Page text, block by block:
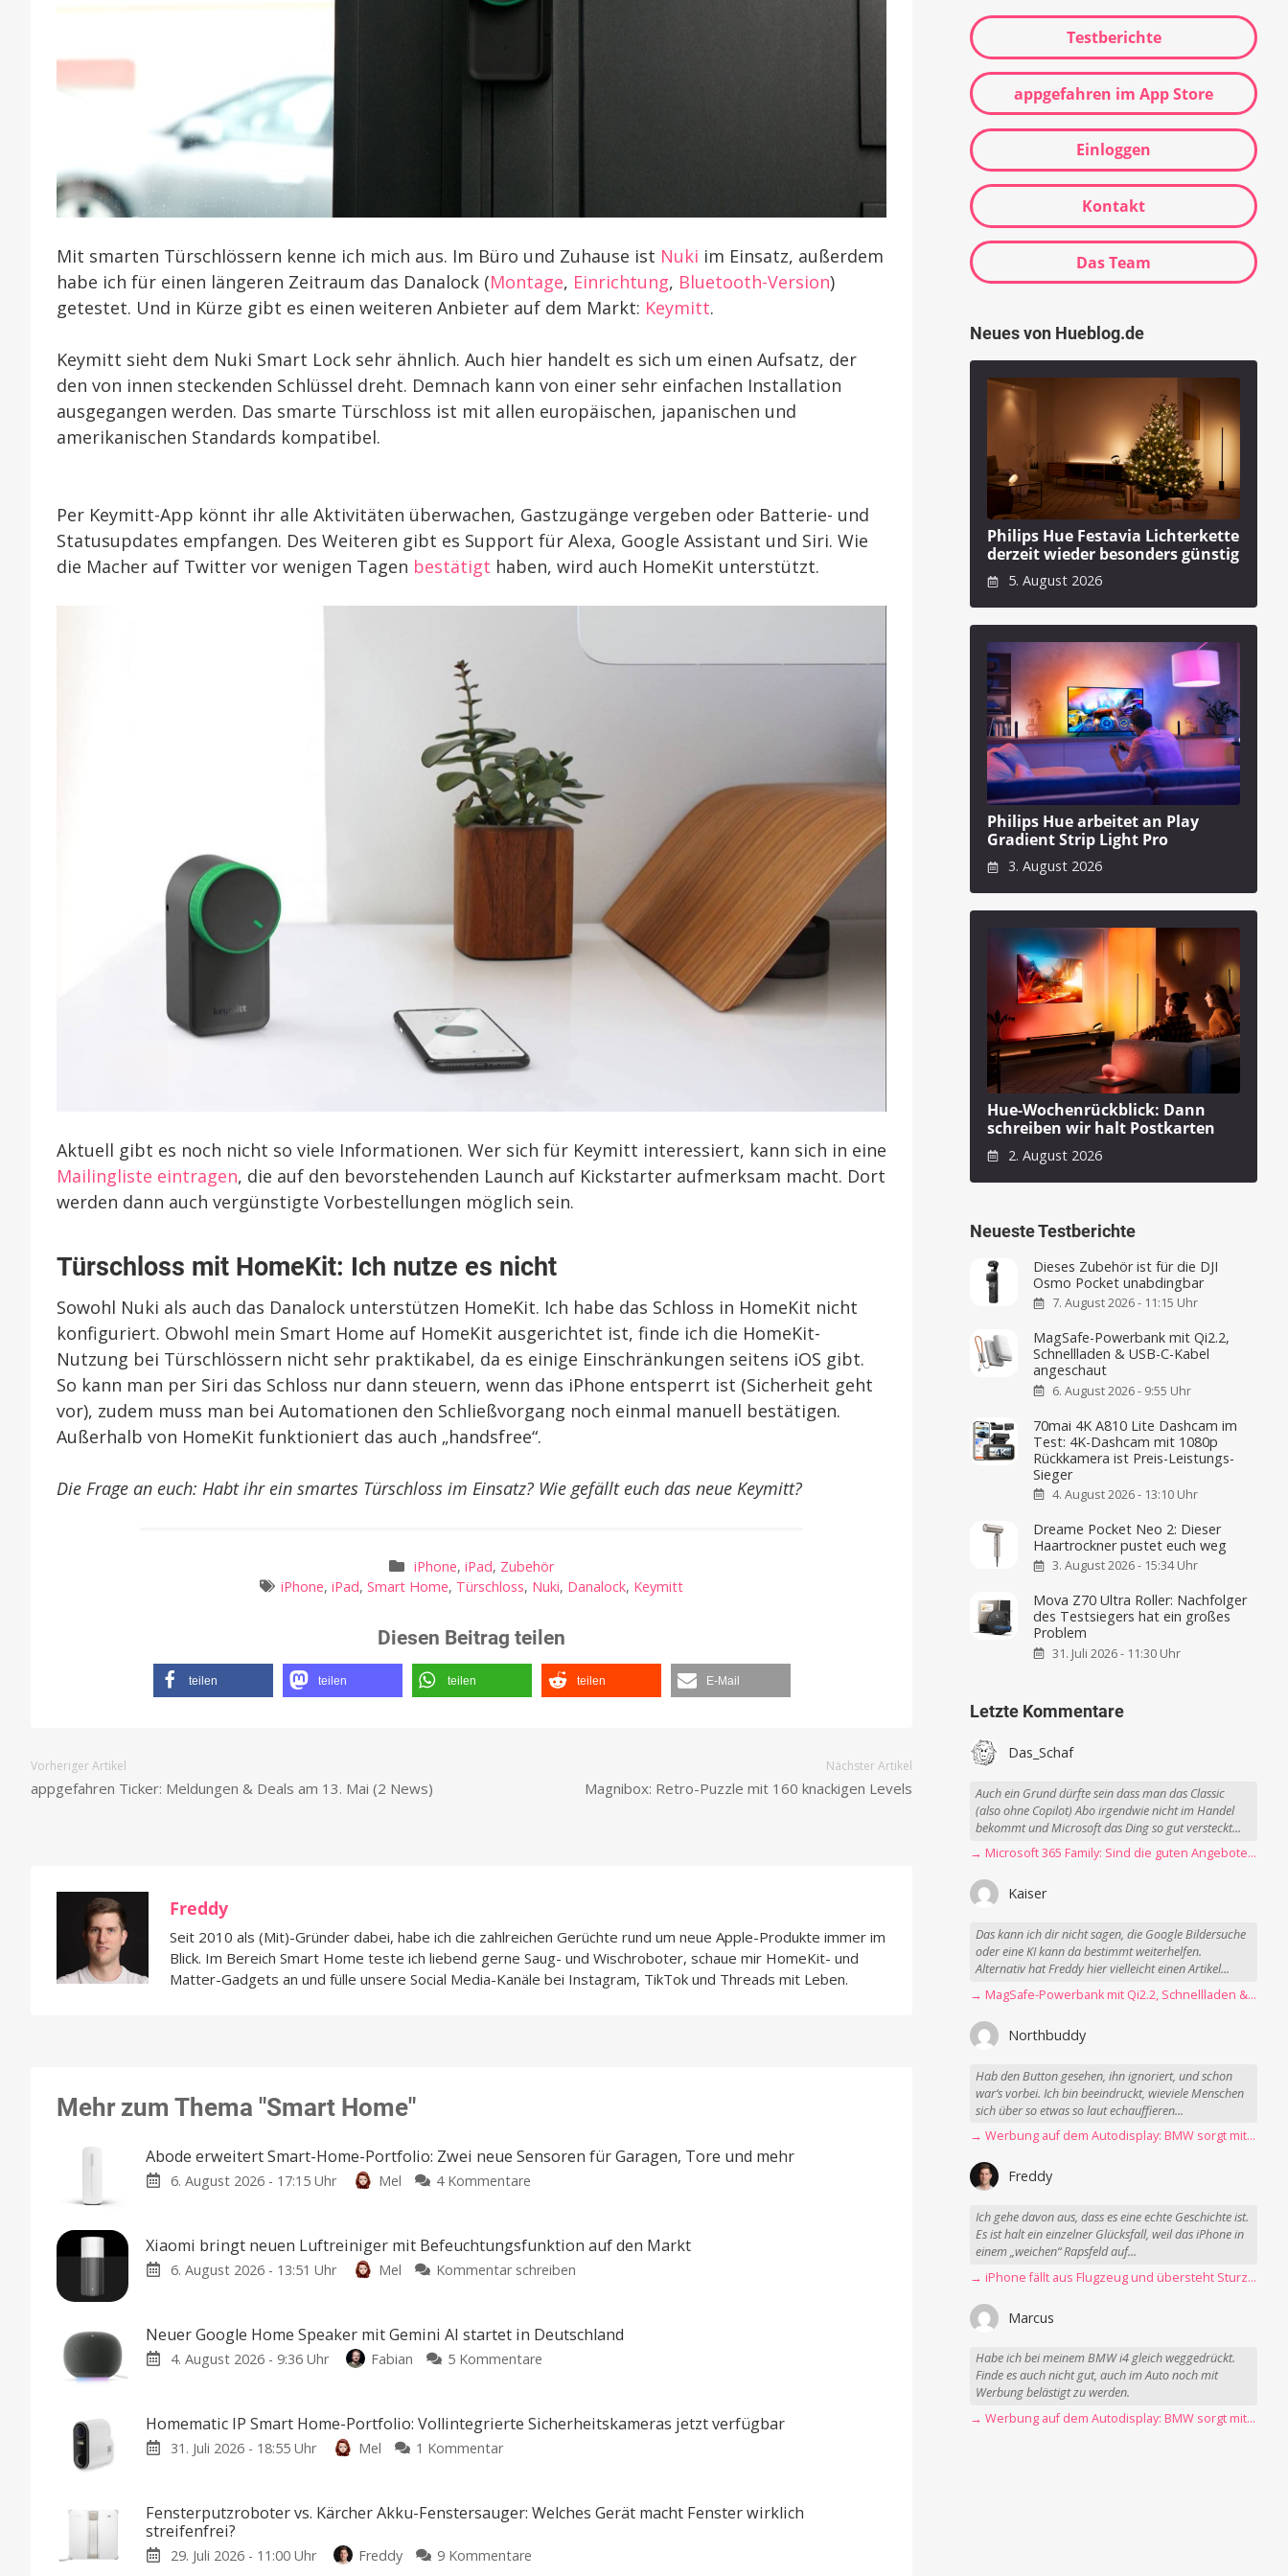
Mit smarten Türschlössern kenne ich mich aus. Im Büro und Zuhause ist Nuki im Einsatz, außerdem
habe ich für einen längeren Zeitraum das Danalock (Montage, Einrichtung, Bluetooth-Version)
getestet. Und in Kürze gibt es einen weiteren Anbieter auf dem Markt: Keymitt.
Keymitt sieht dem Nuki Smart Lock sehr ähnlich. Auch hier handelt es sich um einen Aufsatz, der
den von innen steckenden Schlüssel dreht. Demnach kann von einer sehr einfachen Installation
ausgegangen werden. Das smarte Türschloss ist mit allen europäischen, japanischen und
amerikanischen Standards kompatibel.
Per Keymitt-App könnt ihr alle Aktivitäten überwachen, Gastzugänge vergeben oder Batterie- und
Statusupdates empfangen. Des Weiteren gibt es Support für Alexa, Google Assistant und Siri. Wie
die Macher auf Twitter vor wenigen Tagen bestätigt haben, wird auch HomeKit unterstützt.
Aktuell gibt es noch nicht so viele Informationen. Wer sich für Keymitt interessiert, kann sich in eine
Mailingliste eintragen, die auf den bevorstehenden Launch auf Kickstarter aufmerksam macht. Dort
werden dann auch vergünstigte Vorbestellungen möglich sein.
Türschloss mit HomeKit: Ich nutze es nicht
Sowohl Nuki als auch das Danalock unterstützen HomeKit. Ich habe das Schloss in HomeKit nicht
konfiguriert. Obwohl mein Smart Home auf HomeKit ausgerichtet ist, finde ich die HomeKit-
Nutzung bei Türschlössern nicht sehr praktikabel, da es einige Einschränkungen seitens iOS gibt.
So kann man per Siri das Schloss nur dann steuern, wenn das iPhone entsperrt ist (Sicherheit geht
vor), zudem muss man bei Automationen den Schließvorgang noch einmal manuell bestätigen.
Außerhalb von HomeKit funktioniert das auch „handsfree“.
Die Frage an euch: Habt ihr ein smartes Türschloss im Einsatz? Wie gefällt euch das neue Keymitt?
iPhone,iPad, Zubehör
iPhone, iPad, Smart Home, Türschloss, Nuki, Danalock, Keymitt
Diesen Beitrag teilen
teilen teilen teilen teilen E-Mail
Vorheriger Artikel
appgefahren Ticker: Meldungen & Deals am 13. Mai (2 News)
Nächster Artikel
Magnibox: Retro-Puzzle mit 160 knackigen Levels
Freddy
Seit 2010 als (Mit)-Gründer dabei, habe ich die zahlreichen Gerüchte rund um neue Apple-Produkte immer im
Blick. Im Bereich Smart Home teste ich liebend gerne Saug- und Wischroboter, schaue mir HomeKit- und
Matter-Gadgets an und fülle unsere Social Media-Kanäle bei Instagram, TikTok und Threads mit Leben.
Mehr zum Thema "Smart Home"
Abode erweitert Smart-Home-Portfolio: Zwei neue Sensoren für Garagen, Tore und mehr
6. August 2026 - 17:15 Uhr Mel 4 Kommentare
Smart-
Home-
Portfolio:
Sensoren
für
und
Xiaomi bringt neuen Luftreiniger mit Befeuchtungsfunktion auf den Markt
6. August 2026 - 13:51 Uhr Mel Kommentar schreiben
neuen
den
Neuer Google Home Speaker mit Gemini AI startet in Deutschland
4. August 2026 - 9:36 Uhr Fabian 5 Kommentare
Home
startet
Homematic IP Smart Home-Portfolio: Vollintegrierte Sicherheitskameras jetzt verfügbar
31. Juli 2026 - 18:55 Uhr Mel 1 Kommentarzu
Smart
Home-
Portfolio:
Fensterputzroboter vs. Kärcher Akku-Fenstersauger: Welches Gerät macht Fenster wirklich
streifenfrei?
29. Juli 2026 - 11:00 Uhr Freddy 9 Kommentare
Testberichte
appgefahren im App Store
Einloggen
Kontakt
Das Team
Neues von Hueblog.de
Philips Hue Festavia Lichterkette
derzeit wieder besonders günstig
5. August 2026
Philips Hue arbeitet an Play
Gradient Strip Light Pro
3. August 2026
Hue-Wochenrückblick: Dann
schreiben wir halt Postkarten
2. August 2026
Neueste Testberichte
Dieses Zubehör ist für die DJI
Osmo Pocket unabdingbar
7. August 2026 - 11:15 Uhr
MagSafe-Powerbank mit Qi2.2,
Schnellladen & USB-C-Kabel
angeschaut
6. August 2026 - 9:55 Uhr
70mai 4K A810 Lite Dashcam im
Test: 4K-Dashcam mit 1080p
Rückkamera ist Preis-Leistungs-
Sieger
4. August 2026 - 13:10 Uhr
Dreame Pocket Neo 2: Dieser
Haartrockner pustet euch weg
3. August 2026 - 15:34 Uhr
Mova Z70 Ultra Roller: Nachfolger
des Testsiegers hat ein großes
Problem
31. Juli 2026 - 11:30 Uhr
Letzte Kommentare
Das_Schaf
Auch ein Grund dürfte sein dass man das Classic
(also ohne Copilot) Abo irgendwie nicht im Handel
bekommt und Microsoft das Ding so gut versteckt...
→ Microsoft 365 Family: Sind die guten Angebote vorbei?
Kaiser
Das kann ich dir nicht sagen, die Google Bildersuche
oder eine KI kann da bestimmt weiterhelfen.
Alternativ hat Freddy hier vielleicht einen Artikel...
→ MagSafe-Powerbank mit Qi2.2, Schnellladen & USB-C-Kabel angeschaut
Northbuddy
Hab den Button gesehen, ihn ignoriert, und schon
war‘s vorbei. Ich bin beeindruckt, wieviele Menschen
sich über so etwas so laut echauffieren...
→ Werbung auf dem Autodisplay: BMW sorgt mit Spider-Man-Werbung für scharfe Kritik
Freddy
Ich gehe davon aus, dass es eine echte Geschichte ist.
Es ist halt ein einzelner Glücksfall, weil das iPhone in
einem „weichen“ Rapsfeld auf...
→ iPhone fällt aus Flugzeug und übersteht Sturz unbeschadet
Marcus
Habe ich bei meinem BMW i4 gleich weggedrückt.
Finde es auch nicht gut, auch im Auto noch mit
Werbung belästigt zu werden.
→ Werbung auf dem Autodisplay: BMW sorgt mit Spider-Man-Werbung für scharfe Kritik